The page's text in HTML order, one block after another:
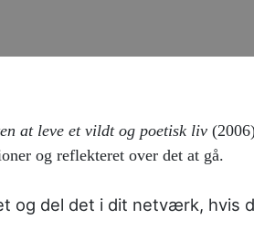
at leve et vildt og poetisk liv
og reflekteret over det at gå.
og del det i dit netværk, hvis